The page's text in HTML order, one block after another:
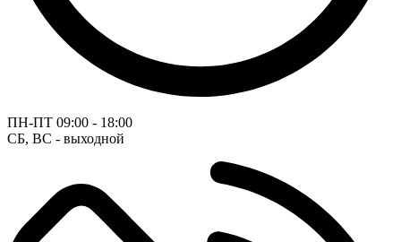
ПН-ПТ 09:00 - 18:00
СБ, ВС - выходной